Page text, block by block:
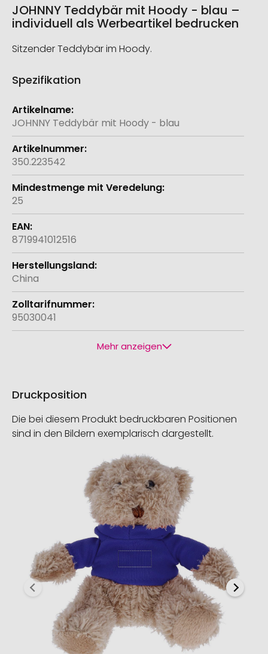
JOHNNY Teddybär mit Hoody - blau –
individuell als Werbeartikel bedrucken
Sitzender Teddybär im Hoody.
Spezifikation
Weitere
Informationen
JOHNNY Teddybär mit Hoody - blau
350.223542
25
8719941012516
China
95030041
Mehr anzeigen
Druckposition
Die bei diesem Produkt bedruckbaren Positionen
sind in den Bildern exemplarisch dargestellt.